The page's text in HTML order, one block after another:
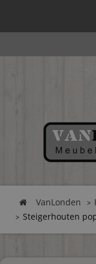
VanLonden
Steigerhouten